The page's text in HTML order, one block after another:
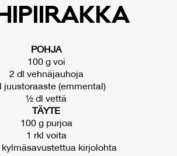
POHJA
100 g voi
2 dl vehnäjauhoja
juustoraaste (emmental)
½ dl vettä
TÄYTE
100 g purjoa
1 rkl voita
kylmäsavustettua kirjolohta